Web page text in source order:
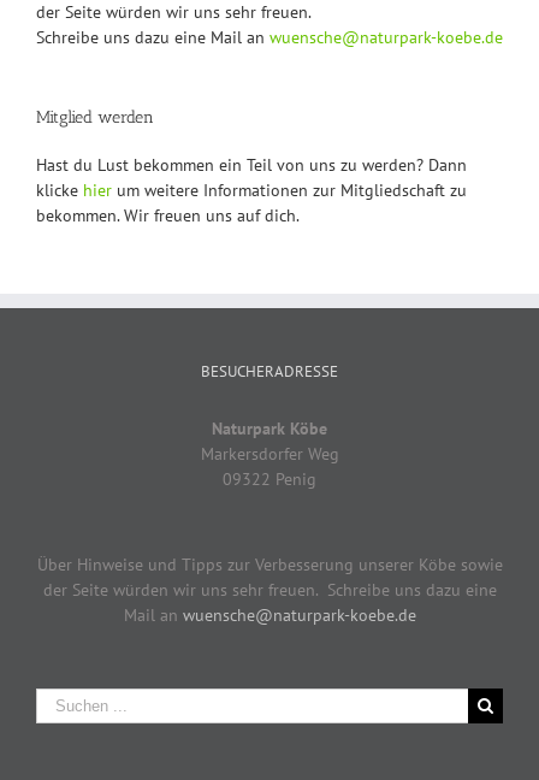
der Seite würden wir uns sehr freuen.
Schreibe uns dazu eine Mail an wuensche@naturpark-koebe.de
Mitglied werden
Hast du Lust bekommen ein Teil von uns zu werden? Dann
klicke hier um weitere Informationen zur Mitgliedschaft zu
bekommen. Wir freuen uns auf dich.
BESUCHERADRESSE
Naturpark Köbe
Markersdorfer Weg
09322 Penig
Über Hinweise und Tipps zur Verbesserung unserer Köbe sowie
der Seite würden wir uns sehr freuen. Schreibe uns dazu eine
Mail an wuensche@naturpark-koebe.de
Suche
nach: